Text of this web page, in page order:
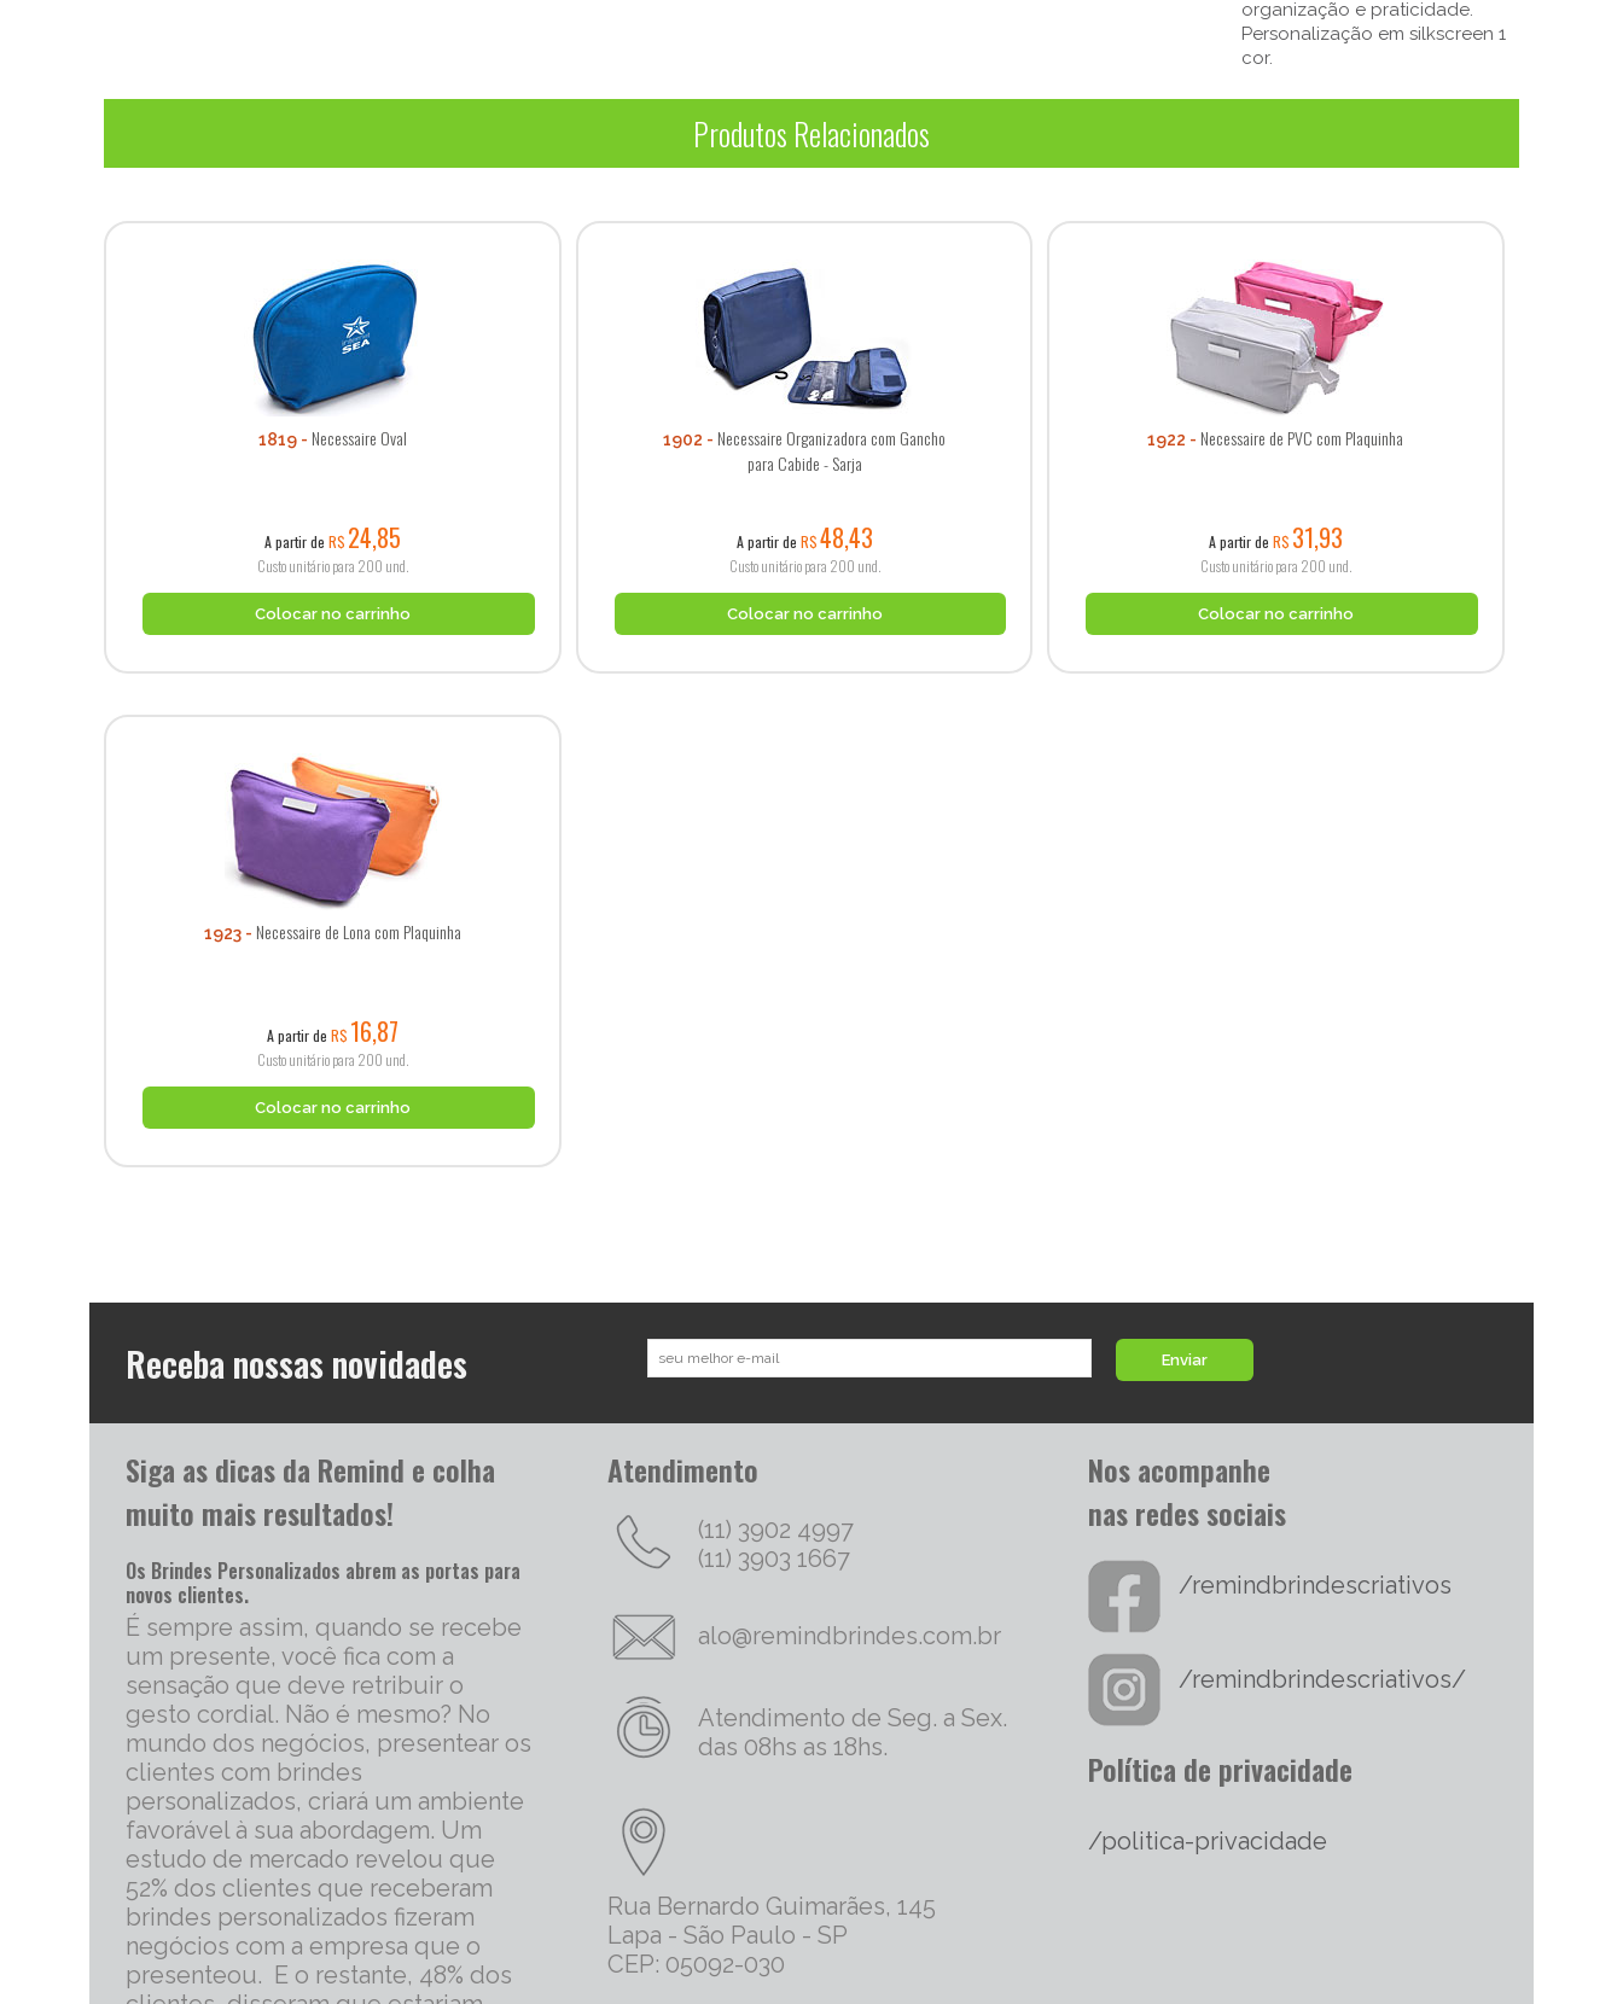
organização e praticidade.
Personalização em silkscreen 1
cor.
Produtos Relacionados
1819 Necessaire Oval
A partir deR$ 24,85
Custo unitário para 200 und.
Colocar no carrinho
1902
Necessaire Organizadora com Gancho
para Cabide - Sarja
A partir de R$48,43
Custo unitário para 200 und.
Colocar no carrinho
1922 Necessaire de PVC com Plaquinha
A partir de R$ 31,93
Custo unitário para 200 und.
Colocar no carrinho
1923 Necessaire de Lona com Plaquinha
A partir deR$ 16,87
Custo unitário para 200 und.
Colocar no carrinho
Receba nossas novidades Enviar
Siga as dicas da Remind e colha
muito mais resultados!
Os Brindes Personalizados abrem as portas para
novos clientes.
É sempre assim, quando se recebe
um presente, você fica com a
sensação que deve retribuir o
gesto cordial. Não é mesmo? No
mundo dos negócios, presentear os
clientes com brindes
personalizados, criará um ambiente
favorável à sua abordagem. Um
estudo de mercado revelou que
52% dos clientes que receberam
brindes personalizados fizeram
negócios com a empresa que o
presenteou. E o restante, 48% dos
Atendimento
(11) 3902 4997
(11) 3903 1667
alo@remindbrindes.com.br
Atendimento de Seg. a Sex.
das 08hs as 18hs.
Rua Bernardo Guimarães, 145
Lapa - São Paulo - SP
CEP: 05092-030
Nos acompanhe
nas redes sociais
/remindbrindescriativos
/remindbrindescriativos/
Política de privacidade
/politica-privacidade